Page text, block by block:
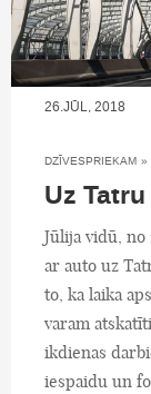
26.JŪL, 2018
DZĪVESPRIEKAM »
Uz
Jūlija vidū, no
ar auto uz
to, ka laika
varam
ikdienas
iespaidu un